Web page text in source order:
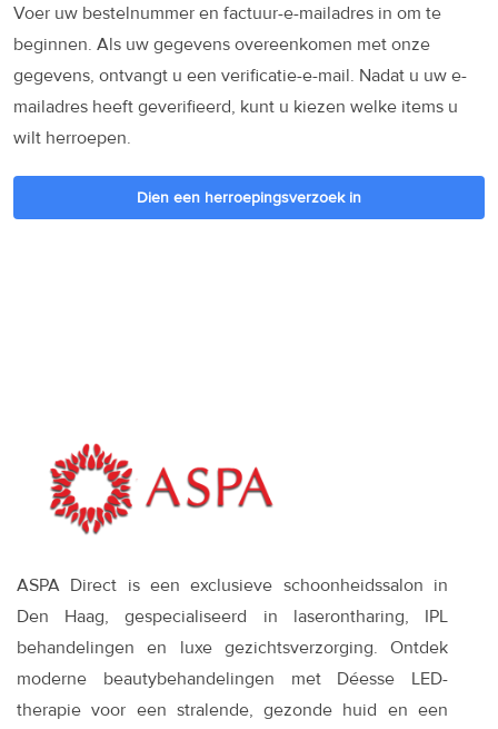
Voer uw bestelnummer en factuur-e-mailadres in om te
beginnen. Als uw gegevens overeenkomen met onze
gegevens, ontvangt u een verificatie-e-mail. Nadat u uw e-
mailadres heeft geverifieerd, kunt u kiezen welke items u
wilt herroepen.
Dien een herroepingsverzoek in
ASPA Direct is een exclusieve schoonheidssalon in
Den Haag, gespecialiseerd in laserontharing, IPL
behandelingen en luxe gezichtsverzorging. Ontdek
moderne beautybehandelingen met Déesse LED-
therapie voor een stralende, gezonde huid en een